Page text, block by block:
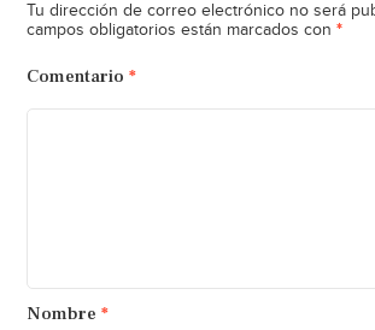
Tu dirección de correo electrónico no será
campos obligatorios están marcados con *
Comentario *
Nombre *